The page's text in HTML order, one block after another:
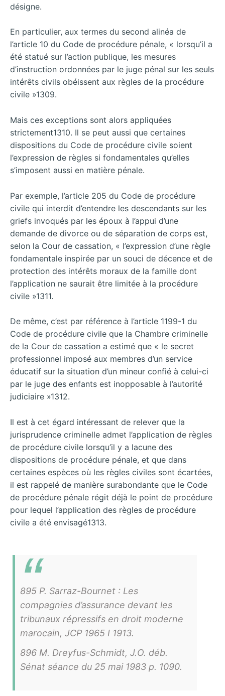
désigne.
En particulier, aux termes du second alinéa de
l’article 10 du Code de procédure pénale, « lorsqu’il a
été statué sur l’action publique, les mesures
d’instruction ordonnées par le juge pénal sur les seuls
intérêts civils obéissent aux règles de la procédure
civile »1309.
Mais ces exceptions sont alors appliquées
strictement1310. Il se peut aussi que certaines
dispositions du Code de procédure civile soient
l’expression de règles si fondamentales qu’elles
s’imposent aussi en matière pénale.
Par exemple, l’article 205 du Code de procédure
civile qui interdit d’entendre les descendants sur les
griefs invoqués par les époux à l’appui d’une
demande de divorce ou de séparation de corps est,
selon la Cour de cassation, « l’expression d’une règle
fondamentale inspirée par un souci de décence et de
protection des intérêts moraux de la famille dont
l’application ne saurait être limitée à la procédure
civile »1311.
De même, c’est par référence à l’article 1199-1 du
Code de procédure civile que la Chambre criminelle
de la Cour de cassation a estimé que « le secret
professionnel imposé aux membres d’un service
éducatif sur la situation d’un mineur confié à celui-ci
par le juge des enfants est inopposable à l’autorité
judiciaire »1312.
Il est à cet égard intéressant de relever que la
jurisprudence criminelle admet l’application de règles
de procédure civile lorsqu’il y a lacune des
dispositions de procédure pénale, et que dans
certaines espèces où les règles civiles sont écartées,
il est rappelé de manière surabondante que le Code
de procédure pénale régit déjà le point de procédure
pour lequel l’application des règles de procédure
civile a été envisagé1313.
895 P. Sarraz-Bournet : Les
compagnies d’assurance devant les
tribunaux répressifs en droit moderne
marocain, JCP 1965 I 1913.
896 M. Dreyfus-Schmidt, J.O. déb.
Sénat séance du 25 mai 1983 p. 1090.